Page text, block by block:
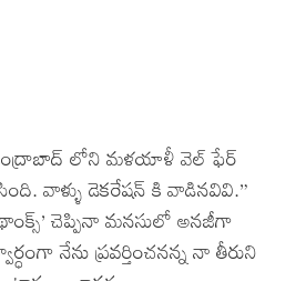
లోని మళయాళీ వెల్ ఫేర్
వాళ్ళు డెకరేషన్ కి వాడినవివి.”
చెప్పినా మనసులో అనజీగా
నేను ప్రవర్తించనన్న నా తీరుని